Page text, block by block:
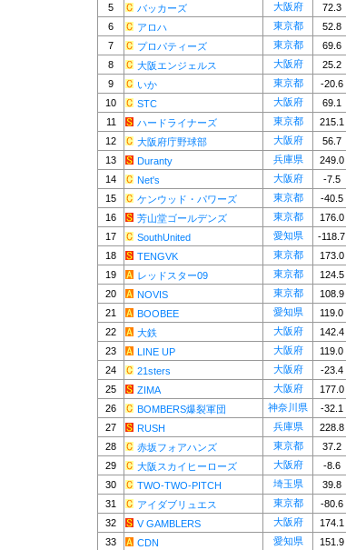
5
バッカーズ 大阪府 72.3
6
アロハ 東京都 52.8
7
プロパティーズ 東京都 69.6
8
大阪エンジェルス 大阪府 25.2
9
いか 東京都 -20.6
10
STC 大阪府 69.1
11
ハードライナーズ 東京都 215.1
12
大阪府庁野球部 大阪府 56.7
13
Duranty 兵庫県 249.0
14
Net's 大阪府 -7.5
15
ケンウッド・パワーズ 東京都 -40.5
16
芳山堂ゴールデンズ 東京都 176.0
17
SouthUnited 愛知県 -118.7
18
TENGVK 東京都 173.0
19
レッドスター09 東京都 124.5
20
NOVIS 東京都 108.9
21
BOOBEE 愛知県 119.0
22
大鉄 大阪府 142.4
23
LINE UP 大阪府 119.0
24
21sters 大阪府 -23.4
25
ZIMA 大阪府 177.0
26
BOMBERS爆裂軍団 神奈川県 -32.1
27
RUSH 兵庫県 228.8
28
赤坂フォアハンズ 東京都 37.2
29
大阪スカイヒーローズ 大阪府 -8.6
30
TWO-TWO-PITCH 埼玉県 39.8
31
アイダブリュエス 東京都 -80.6
32
V GAMBLERS 大阪府 174.1
33
CDN 愛知県 151.9